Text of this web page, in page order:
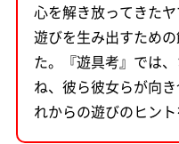
心を解き放ってきたヤ
遊びを生み出すため
た。『遊具考』では
ね、彼ら彼女らが向
れからの遊びのヒント